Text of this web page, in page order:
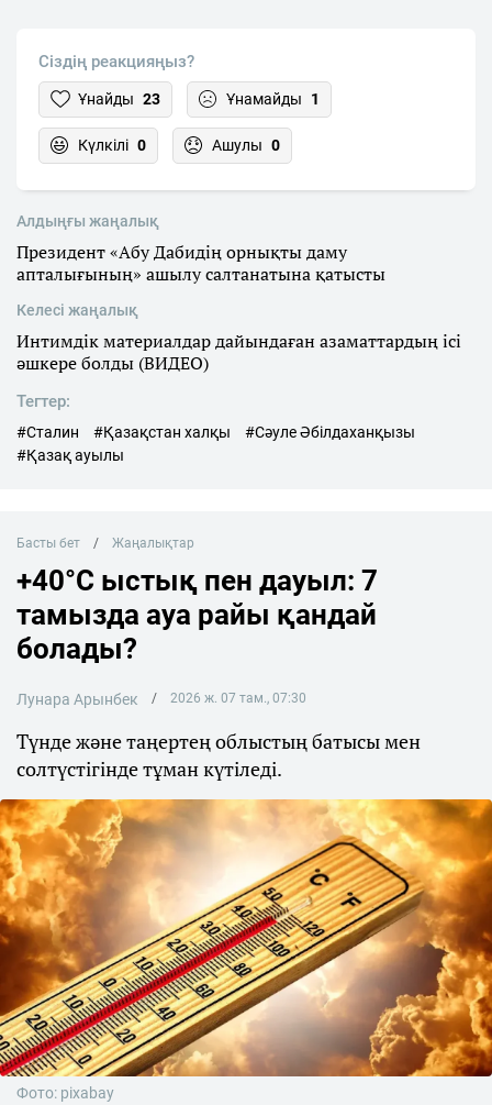
Сіздің реакцияңыз?
Ұнайды 23 Ұнамайды 1
Күлкілі 0 Ашулы 0
Алдыңғы жаңалық
Президент «Абу Дабидің орнықты даму
апталығының» ашылу салтанатына қатысты
Келесі жаңалық
Интимдік материалдар дайындаған азаматтардың ісі
әшкере болды (ВИДЕО)
Тегтер:
#Сталин #Қазақстан халқы
#Сәуле Әбілдаханқызы
#Қазақ ауылы
Басты бет Жаңалықтар
+40°C ыстық пен дауыл: 7
тамызда ауа райы қандай
болады?
Лунара Арынбек 2026 ж. 07 там., 07:30
Түнде және таңертең облыстың батысы мен
солтүстігінде тұман күтіледі.
Фото: pixabay